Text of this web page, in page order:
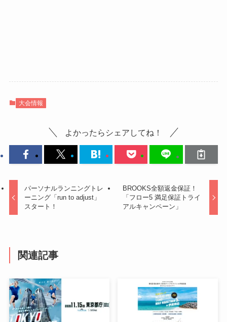
大会情報
よかったらシェアしてね！
パーソナルランニングトレ
ーニング「run to adjust」
スタート！
BROOKS全額返金保証！
「フロー5 満足保証トライ
アルキャンペーン」
関連記事